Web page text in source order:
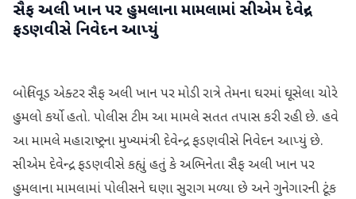
સૈફ અલી ખાન પર હુમલાના મામલામાં સીએમ દેવેન્દ્ર
ફડણવીસે નિવેદન આપ્યું
બોલિવૂડ એક્ટર સૈફ અલી ખાન પર મોડી રાત્રે તેમના ઘરમાં ઘૂસેલા ચોરે
હુમલો કર્યો હતો. પોલીસ ટીમ આ મામલે સતત તપાસ કરી રહી છે. હવે
આ મામલે મહારાષ્ટ્રના મુખ્યમંત્રી દેવેન્દ્ર ફડણવીસે નિવેદન આપ્યું છે.
સીએમ દેવેન્દ્ર ફડણવીસે કહ્યું હતું કે અભિનેતા સૈફ અલી ખાન પર
હુમલાના મામલામાં પોલીસને ઘણા સુરાગ મળ્યા છે અને ગુનેગારની ટૂંક